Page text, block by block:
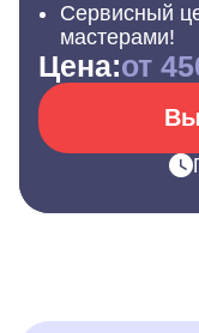
Сервисный
мастерами!
Цена:от